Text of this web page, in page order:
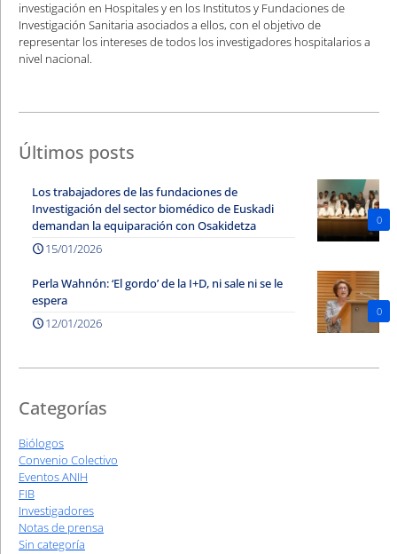
investigación en Hospitales y en los Institutos y Fundaciones de
Investigación Sanitaria asociados a ellos, con el objetivo de
representar los intereses de todos los investigadores hospitalarios a
nivel nacional.
Últimos posts
0
Los trabajadores de las fundaciones de
Investigación del sector biomédico de Euskadi
demandan la equiparación con Osakidetza
15/01/2026
0
Perla Wahnón: ‘El gordo’ de la I+D, ni sale ni se le
espera
12/01/2026
Categorías
Biólogos
Convenio Colectivo
Eventos ANIH
FIB
Investigadores
Notas de prensa
Sin categoría